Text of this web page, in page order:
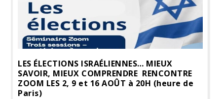
LES ÉLECTIONS ISRAÉLIENNES… MIEUX
SAVOIR, MIEUX COMPRENDRE RENCONTRE
ZOOM LES 2, 9 et 16 AOÛT à 20H (heure de
Paris)